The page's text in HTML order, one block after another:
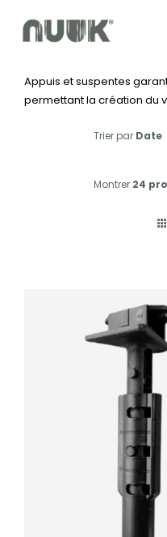
contenu
NOS SOLUTIONS
DOCUMENTATIONS
Appuis et suspentes
permettant la création du
Trier par Date
Montrer 24